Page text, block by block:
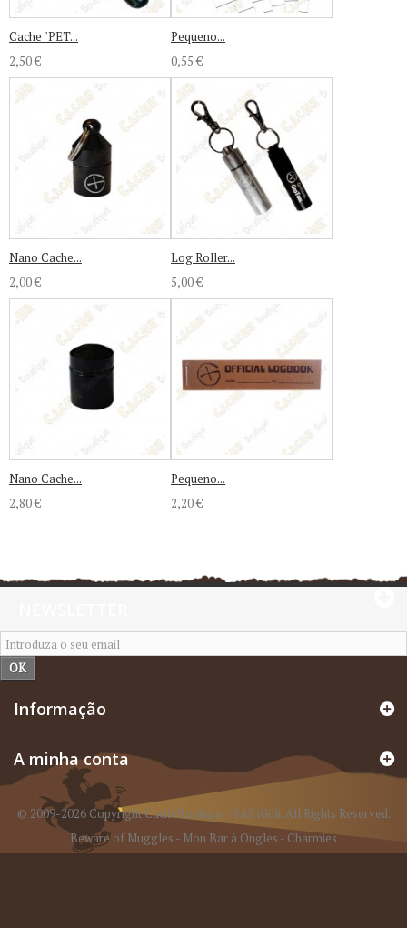
Cache "PET...
2,50 €
Pequeno...
0,55 €
Nano Cache...
2,00 €
Log Roller...
5,00 €
Nano Cache...
2,80 €
Pequeno...
2,20 €
OK
Informação
A minha conta
© 2009-2026 Copyright CacheBoutique - SAS iGilli. All Rights Reserved.
Beware of Muggles - Mon Bar à Ongles - Charmies